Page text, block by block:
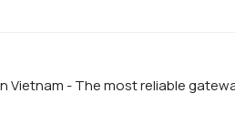
Vietnam - The most reliable